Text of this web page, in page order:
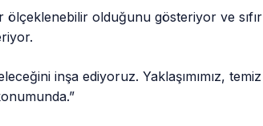
ölçeklenebilir olduğunu gösteriyor ve sıfır
inşa ediyoruz. Yaklaşımımız, temiz